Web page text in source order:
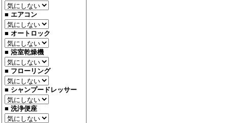
■ エアコン
■ オートロック
■ 浴室乾燥機
■ フローリング
■ シャンプードレッサー
■ 洗浄便座